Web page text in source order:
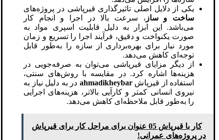
یکی از دلایل اصلی تاثیرگذاری قیرپاشی در پروژه‌های
ساخت و ساز ، سرعت بالا در اجرا و انجام کار
می‌باشد. این ابزار به دلیل قابلیت اسپری مواد به
صورت یکنواخت و دقیق، فرآیند اجرا را تسریع و زمان
مورد نیاز برای بهره‌برداری از سازه را به‌طور قابل
توجه‌ای کاهش می‌دهد.
از دیگر مزایای قیرپاشی می‌توان به صرفه‌جویی در
هزینه‌ها اشاره کرد. در مقایسه با روش‌های سنتی،
استفاده از قیرپاشahmadikheybar در به دلیل نیاز به
نیروی انسانی کمتر و کارآیی بالاتر، هزینه‌های اجرایی
را به‌طور قابل ملاحظه‌ای کاهش می‌دهد.
کار با قیرپاش 05 عنوان برای مراحل کار برای قیرپاش
در پروژه‌های عمرانی!